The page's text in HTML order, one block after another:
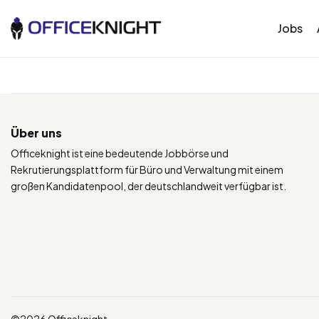
Jobs
Über uns
Officeknight ist eine bedeutende Jobbörse und
Rekrutierungsplattform für Büro und Verwaltung mit einem
großen Kandidatenpool, der deutschlandweit verfügbar ist.